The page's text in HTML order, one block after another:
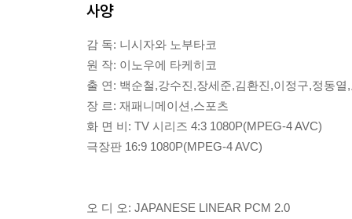
사양
감 독: 니시자와 노부타코
원 작: 이노우에 타케히코
출 연: 백순철,강수진,장세준,김환진,이정구,정동
장 르: 재패니메이션,스포츠
화 면 비: TV 시리즈 4:3 1080P(MPEG-4 AVC)
극장판 16:9 1080P(MPEG-4 AVC)
오 디 오: JAPANESE LINEAR PCM 2.0